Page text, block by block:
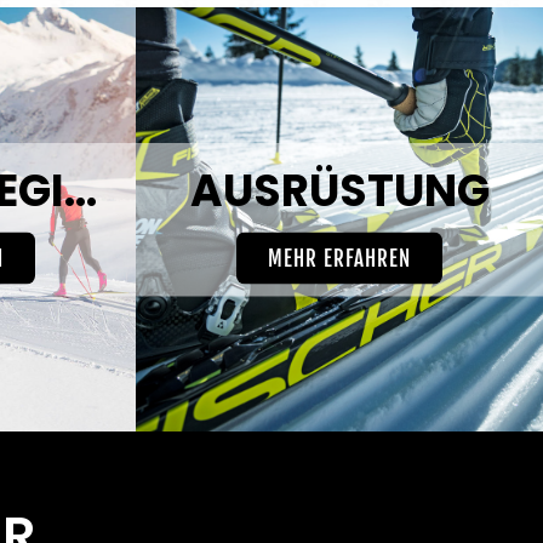
LANGLAUFREGIONEN AUSRÜSTUNG
MEHR ERFAHREN